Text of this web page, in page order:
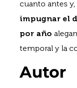
cuanto antes y,
impugnar el
por año
temporal y la
Autor